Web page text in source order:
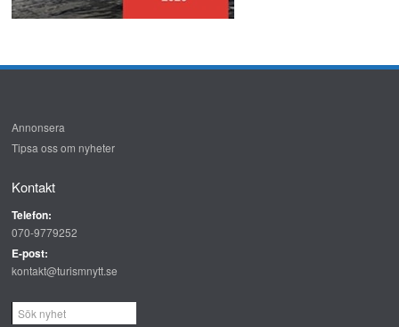
Annonsera
Tipsa oss om nyheter
Kontakt
Telefon:
070-9779252
E-post:
kontakt@turismnytt.se